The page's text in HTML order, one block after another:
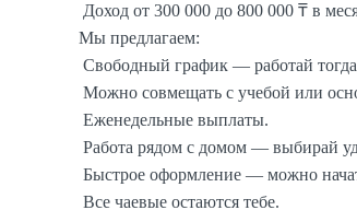
Доход от 300 000 до 800 000 ₸ в
Мы предлагаем:
Свободный график — работай
Можно совмещать с учебой или
Еженедельные выплаты.
Работа рядом с домом — выбирай
Быстрое оформление — можно
Все чаевые остаются тебе.